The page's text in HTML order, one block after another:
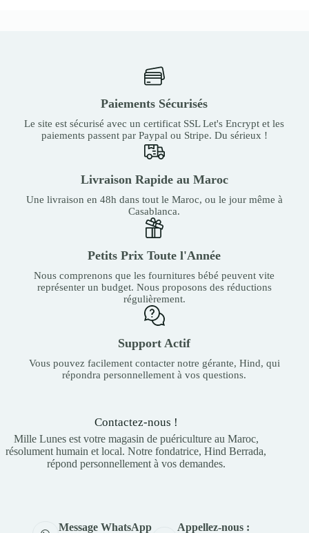
Paiements Sécurisés
Le site est sécurisé avec un certificat SSL Let's Encrypt et les
paiements passent par Paypal ou Stripe. Du sérieux !
Livraison Rapide au Maroc
Une livraison en 48h dans tout le Maroc, ou le jour même à
Casablanca.
Petits Prix Toute l'Année
Nous comprenons que les fournitures bébé peuvent vite
représenter un budget. Nous proposons des réductions
régulièrement.
Support Actif
Vous pouvez facilement contacter notre gérante, Hind, qui
répondra personnellement à vos questions.
Contactez-nous !
Mille Lunes est votre magasin de puériculture au Maroc,
résolument humain et local. Notre fondatrice, Hind Berrada,
répond personnellement à vos demandes.
Message WhatsApp
Appellez-nous :